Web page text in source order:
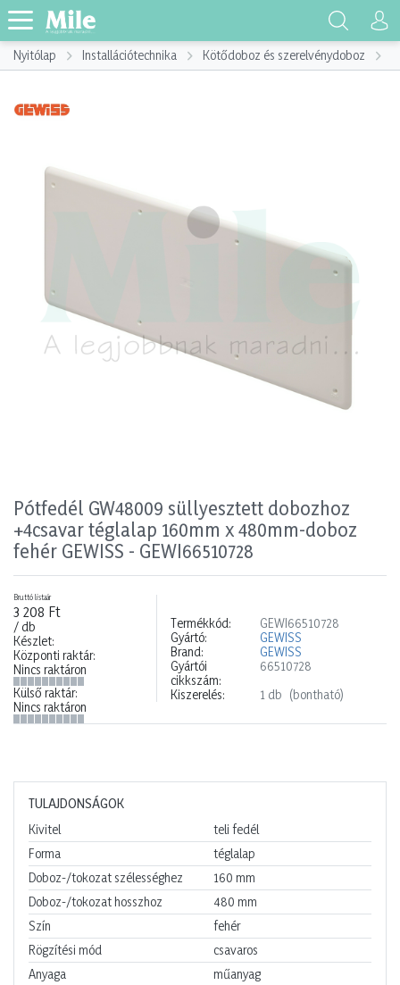
Nyitólap Installációtechnika Kötődoboz és szerelvénydoboz
Pótfedél GW48009 süllyesztett dobozhoz
+4csavar téglalap 160mm x 480mm-doboz
fehér GEWISS - GEWI66510728
Bruttó listaár
3 208 Ft
/ db
Készlet:
Központi raktár:
Nincs raktáron
Külső raktár:
Nincs raktáron
Termékkód:
GEWI66510728
Gyártó:
GEWISS
Brand:
GEWISS
Gyártói
cikkszám:
66510728
Kiszerelés:
1 db (bontható)
TULAJDONSÁGOK
Kivitel
teli fedél
Forma
téglalap
Doboz-/tokozat szélességhez
160 mm
Doboz-/tokozat hosszhoz
480 mm
Szín
fehér
Rögzítési mód
csavaros
Anyaga
műanyag